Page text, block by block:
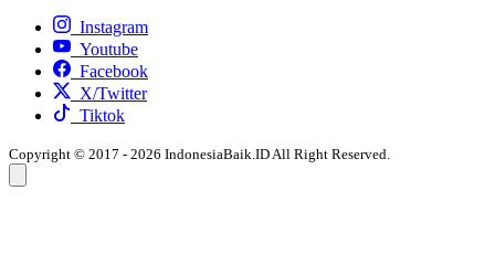
Instagram
Youtube
Facebook
X/Twitter
Tiktok
Copyright © 2017 - 2026 IndonesiaBaik.ID All Right Reserved.